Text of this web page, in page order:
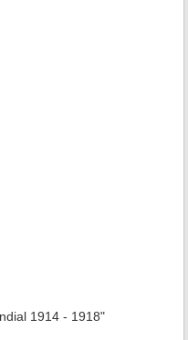
1914 - 1918"